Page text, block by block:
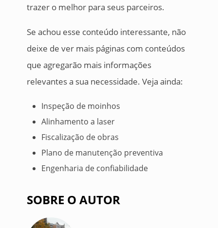
trazer o melhor para seus parceiros.
Se achou esse conteúdo interessante, não
deixe de ver mais páginas com conteúdos
que agregarão mais informações
relevantes a sua necessidade. Veja ainda:
Inspeção de moinhos
Alinhamento a laser
Fiscalização de obras
Plano de manutenção preventiva
Engenharia de confiabilidade
SOBRE O AUTOR